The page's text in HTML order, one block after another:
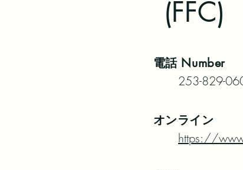
(FFC)
電話Number
253-829-
オンライン
https://